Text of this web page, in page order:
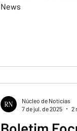
News
Núcleo de Notícias
7 de jul. de 2025
2